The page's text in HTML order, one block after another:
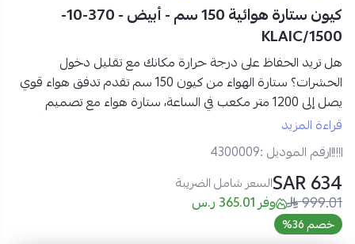
كيون ستارة هوائية 150 سم - أبيض - 370-10-
KLAIC/1500
هل تريد الحفاظ على درجة حرارة مكانك مع تقليل دخول
الحشرات؟ ستارة الهواء
من كيون 150 سم تقدم تدفق هواء قوي
يصل إلى 1200 متر مكعب في الساعة، ستارة هواء مع تصميم
نحيف وأنيق يناسب الأماكن ذات ارتفاع التثبيت من 2.3 إلى 3 أمتار.
تحكم سهل عن بعد لتحصل على جو صحي ومنعش في كل
الأوقات.
مواصفات ستارة الهواء كيون 150 سم:
العلامة التجارية: كيون
الموديل: 370-10-KLAIC/1500
قراءة المزيد
رقم الموديل :4300009
634 SAR السعر شامل الضريبة
999.01 وفر 365.01 ر.س
خصم 36%